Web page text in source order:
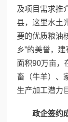
及项目需求推
县，这里水土
要的优质粮油
乡”的美誉，
面积90万亩，
畜（牛羊）、
生产加工潜力
政企签约